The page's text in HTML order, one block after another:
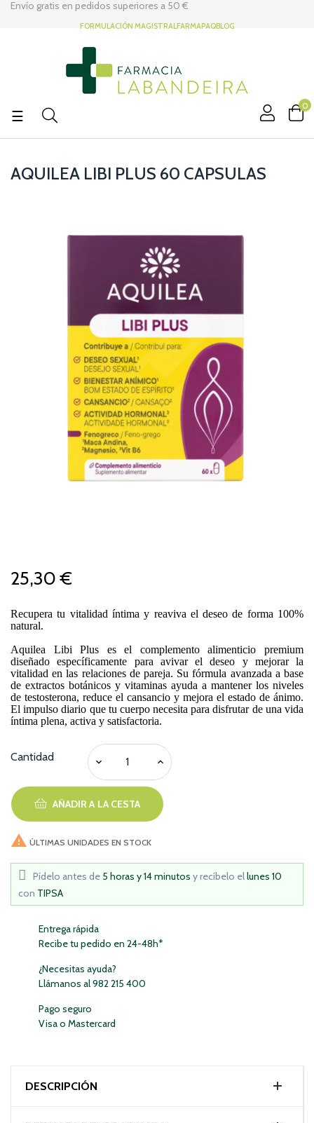
Envío gratis en pedidos superiores a 50 €
FORMULACIÓN MAGISTRALFARMAPAQBLOG
0
Navegación
palanca
☰
AQUILEA LIBI PLUS 60 CAPSULAS
25,30 €
Recupera tu vitalidad íntima y reaviva el deseo de forma 100%
natural.
Aquilea Libi Plus es el complemento alimenticio premium
diseñado específicamente para avivar el deseo y mejorar la
vitalidad en las relaciones de pareja. Su fórmula avanzada a base
de extractos botánicos y vitaminas ayuda a mantener los niveles
de testosterona, reduce el cansancio y mejora el estado de ánimo.
El impulso diario que tu cuerpo necesita para disfrutar de una vida
íntima plena, activa y satisfactoria.
Cantidad
AÑADIR A LA CESTA
 ÚLTIMAS UNIDADES EN STOCK
Pídelo antes de 5 horas y 14 minutos y recíbelo ellunes 10
con TIPSA
Entrega rápida
Recibe tu pedido en 24-48h*
¿Necesitas ayuda?
Llámanos al 982 215 400
Pago seguro
Visa o Mastercard
DESCRIPCIÓN